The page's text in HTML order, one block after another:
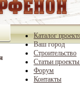
Каталог
Ваш город
Строительство
Статьи
Форум
Контакты